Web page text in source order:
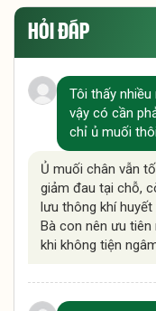
HỎI ĐÁP
Tôi thấy
vậy có cần
chỉ ủ muối
Ủ muối chân vẫn
giảm đau tại chỗ,
lưu thông khí
Bà con nên ưu
khi không tiện